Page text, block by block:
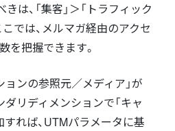
は、「集客」＞「トラフィック
では、メルマガ経由のアクセ
を把握できます。
ョンの参照元／メディア」が
リディメンションで「キャ
すれば、UTMパラメータに基